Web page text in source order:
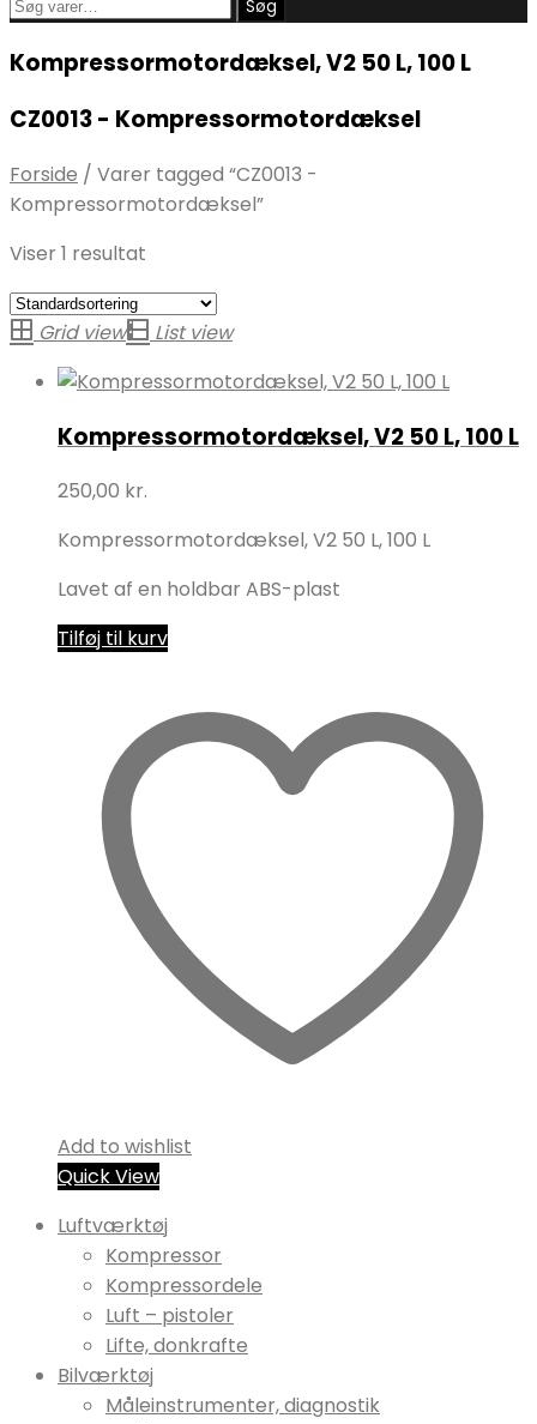
Søg
Kompressormotordæksel, V2 50 L, 100 L
CZ0013 - Kompressormotordæksel
Forside / Varer tagged “CZ0013 -
Kompressormotordæksel”
Viser 1 resultat
Grid view List view
Kompressormotordæksel, V2 50 L, 100 L
250,00 kr.
Kompressormotordæksel, V2 50 L, 100 L
Lavet af en holdbar ABS-plast
Tilføj til kurv
Add to wishlist
Quick View
Luftværktøj
Kompressor
Kompressordele
Luft – pistoler
Lifte, donkrafte
Bilværktøj
Måleinstrumenter, diagnostik